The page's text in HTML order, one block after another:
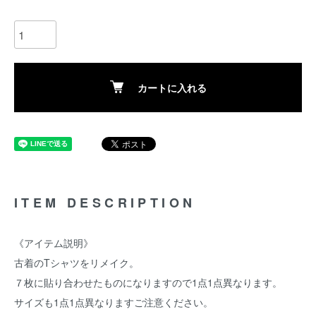
カートに入れる
ITEM DESCRIPTION
《アイテム説明》
古着のTシャツをリメイク。
７枚に貼り合わせたものになりますので1点1点異なります。
サイズも1点1点異なりますご注意ください。